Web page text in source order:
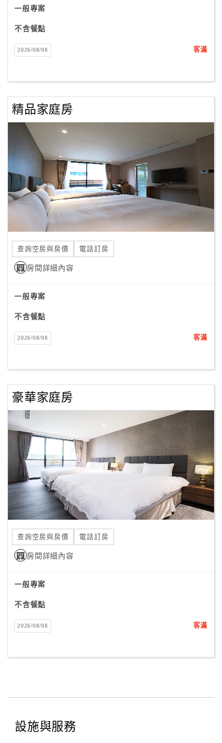
訂
房
Q&A
旅
卡
請
款
收
合
作
提
案
店
作
商
合
作
伴
計
劃
品
宣
傳
一般專案
不含餐點
2026/08/08 客滿
精品家庭房
查詢空房與房價 電話訂房
房間詳細內容
一般專案
不含餐點
2026/08/08 客滿
豪華家庭房
查詢空房與房價 電話訂房
房間詳細內容
一般專案
不含餐點
2026/08/08 客滿
設施與服務